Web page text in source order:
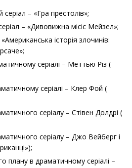
– «Гра престолів»;
– «Дивовижна місіс Мейзел»;
історія злочинів:
серіалі – Меттью Різ (
серіалі – Клер Фой (
серіалу – Стівен Долдрі (
серіалу – Джо Вейберг і
плану в драматичному серіалі –